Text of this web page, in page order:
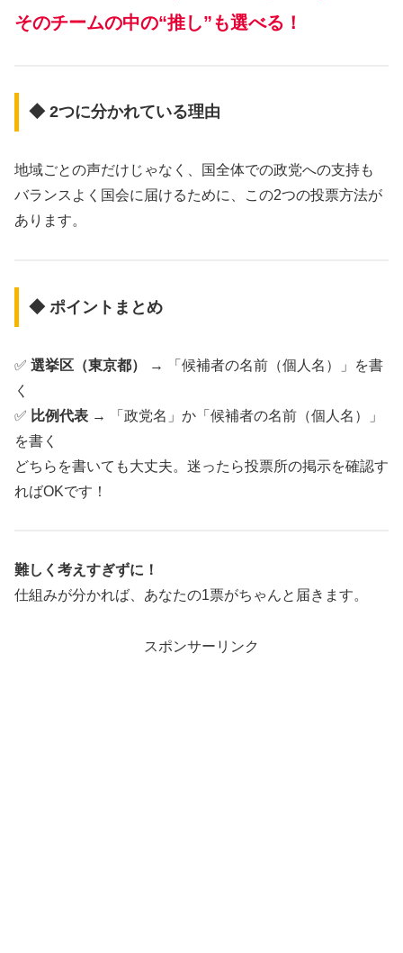
そのチームの中の“推し”も選べる！
◆ 2つに分かれている理由
地域ごとの声だけじゃなく、国全体での政党への支持も
バランスよく国会に届けるために、この2つの投票方法が
あります。
◆ ポイントまとめ
✅ 選挙区（東京都）
→ 「候補者の名前（個人名）」を書
く
✅ 比例代表 → 「政党名」か「候補者の名前（個人名）」
を書く
どちらを書いても大丈夫。迷ったら投票所の掲示を確認す
ればOKです！
難しく考えすぎずに！
仕組みが分かれば、あなたの1票がちゃんと届きます。
スポンサーリンク